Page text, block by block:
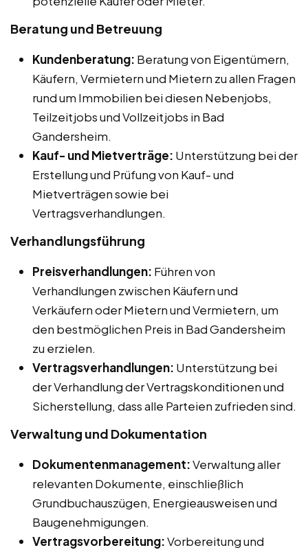
Beratung und Betreuung
Kundenberatung: Beratung von Eigentümern,
Käufern, Vermietern und Mietern zu allen Fragen
rund um Immobilien bei diesen Nebenjobs,
Teilzeitjobs und Vollzeitjobs in Bad
Gandersheim.
Kauf- und Mietverträge: Unterstützung bei der
Erstellung und Prüfung von Kauf- und
Mietverträgen sowie bei
Vertragsverhandlungen.
Verhandlungsführung
Preisverhandlungen: Führen von
Verhandlungen zwischen Käufern und
Verkäufern oder Mietern und Vermietern, um
den bestmöglichen Preis in Bad Gandersheim
zu erzielen.
Vertragsverhandlungen: Unterstützung bei
der Verhandlung der Vertragskonditionen und
Sicherstellung, dass alle Parteien zufrieden sind.
Verwaltung und Dokumentation
Dokumentenmanagement:Verwaltung aller
relevanten Dokumente, einschließlich
Grundbuchauszügen, Energieausweisen und
Baugenehmigungen.
Vertragsvorbereitung:Vorbereitung und